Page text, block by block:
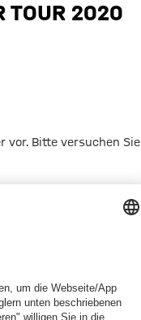
TOUR 2020
vor. Bitte versuchen Sie